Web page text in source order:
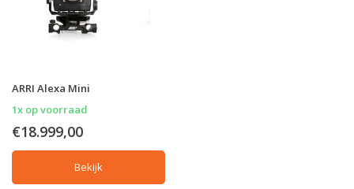
ARRI Alexa Mini
1x op voorraad
€18.999,00
Bekijk